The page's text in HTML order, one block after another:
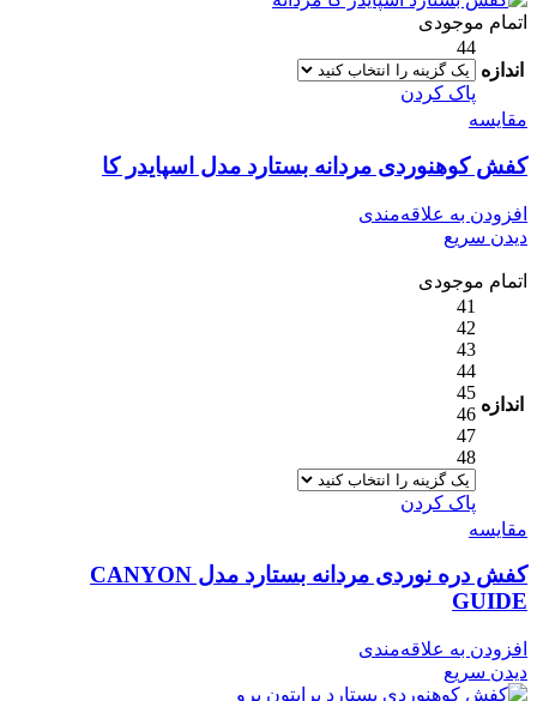
اتمام موجودی
اندازه
44
پاک کردن
مقایسه
کفش کوهنوردی مردانه بستارد مدل اسپایدر کا
افزودن به علاقه‌مندی
دیدن سریع
اتمام موجودی
اندازه
41
42
43
44
45
46
47
48
پاک کردن
مقایسه
کفش دره نوردی مردانه بستارد مدل CANYON
GUIDE
افزودن به علاقه‌مندی
دیدن سریع